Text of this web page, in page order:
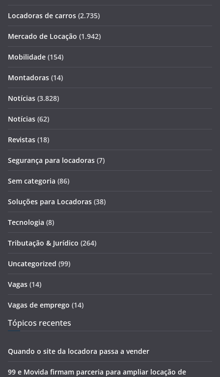
Locadoras de carros (2.735)
Mercado de Locação (1.942)
Mobilidade (154)
Montadoras (14)
Notícias (3.828)
Notícias (62)
Revistas (18)
Segurança para locadoras (7)
Sem categoria (86)
Soluções para Locadoras (38)
Tecnologia (8)
Tributação & Jurídico (264)
Uncategorized (99)
Vagas (14)
Vagas de emprego (14)
Tópicos recentes
Quando o site da locadora passa a vender
99 e Movida firmam parceria para ampliar locação de